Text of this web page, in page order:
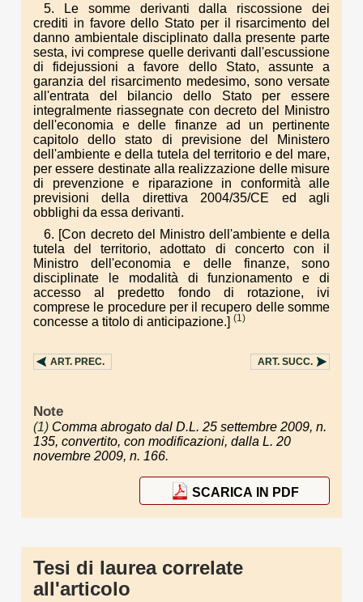
5. Le somme derivanti dalla riscossione dei
crediti in favore dello Stato per il risarcimento del
danno ambientale disciplinato dalla presente parte
sesta, ivi comprese quelle derivanti dall'escussione
di fidejussioni a favore dello Stato, assunte a
garanzia del risarcimento medesimo, sono versate
all'entrata del bilancio dello Stato per essere
integralmente riassegnate con decreto del Ministro
dell'economia e delle finanze ad un pertinente
capitolo dello stato di previsione del Ministero
dell'ambiente e della tutela del territorio e del mare,
per essere destinate alla realizzazione delle misure
di prevenzione e riparazione in conformità alle
previsioni della direttiva 2004/35/CE ed agli
obblighi da essa derivanti.
6. [Con decreto del Ministro dell'ambiente e della
tutela del territorio, adottato di concerto con il
Ministro dell'economia e delle finanze, sono
disciplinate le modalità di funzionamento e di
accesso al predetto fondo di rotazione, ivi
comprese le procedure per il recupero delle somme
concesse a titolo di anticipazione.] (1)
ART. PREC. ART. SUCC.
Note
(1) Comma abrogato dal D.L. 25 settembre 2009, n.
135, convertito, con modificazioni, dalla L. 20
novembre 2009, n. 166.
SCARICA IN PDF
Tesi di laurea correlate
all'articolo